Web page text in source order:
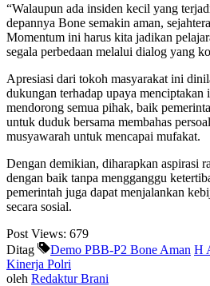
“Walaupun ada insiden kecil yang
depannya Bone semakin aman,
Momentum ini harus kita jadikan
segala perbedaan melalui dialog yang
Apresiasi dari tokoh masyarakat ini
dukungan terhadap upaya
mendorong semua pihak, baik
untuk duduk bersama membahas
musyawarah untuk mencapai mufakat.
Dengan demikian, diharapkan aspirasi
dengan baik tanpa mengganggu
pemerintah juga dapat menjalankan
secara sosial.
Post Views: 679
Ditag
Demo PBB-P2 Bone Aman H
Kinerja Polri
oleh Redaktur Brani